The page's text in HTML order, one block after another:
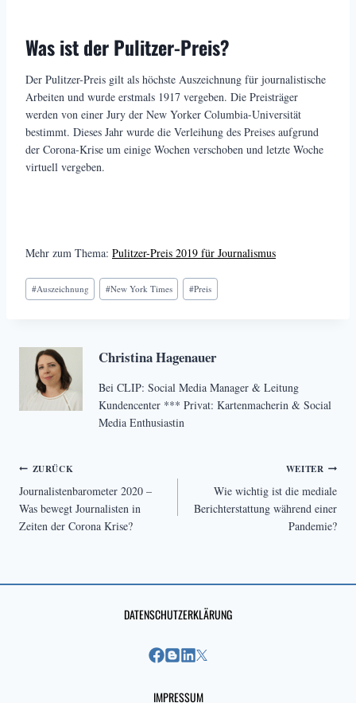
Was ist der Pulitzer-Preis?
Der Pulitzer-Preis gilt als höchste Auszeichnung für journalistische
Arbeiten und wurde erstmals 1917 vergeben. Die Preisträger
werden von einer Jury der New Yorker Columbia-Universität
bestimmt. Dieses Jahr wurde die Verleihung des Preises aufgrund
der Corona-Krise um einige Wochen verschoben und letzte Woche
virtuell vergeben.
Mehr zum Thema: Pulitzer-Preis 2019 für Journalismus
Schlagworte:
#Auszeichnung #New York Times #Preis
Christina Hagenauer
Bei CLIP: Social Media Manager & Leitung
Kundencenter *** Privat: Kartenmacherin & Social
Media Enthusiastin
Beitragsnavigation
ZURÜCK
Journalistenbarometer 2020 –
Was bewegt Journalisten in
Zeiten der Corona Krise?
WEITER
Wie wichtig ist die mediale
Berichterstattung während einer
Pandemie?
DATENSCHUTZERKLÄRUNG
IMPRESSUM